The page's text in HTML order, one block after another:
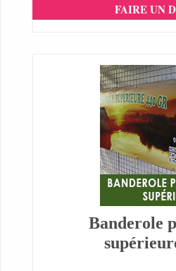
FAIRE UN
Banderole